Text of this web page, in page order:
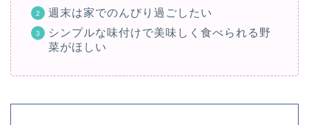
週末は家でのんびり過ごしたい
シンプルな味付けで美味しく食べられる野
菜がほしい